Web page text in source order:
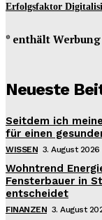
Erfolgsfaktor
* enthält Werbung
Neueste
Seitdem ich
für einen
WISSEN 3. August 2026
Wohntrend
Fensterbauer in
entscheidet
FINANZEN 3. August